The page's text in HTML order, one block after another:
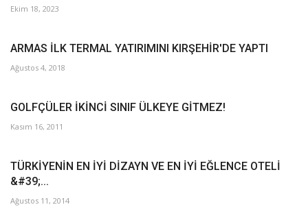
Ekim 18, 2023
ARMAS İLK TERMAL YATIRIMINI KIRŞEHİR'DE YAPTI
Ağustos 4, 2018
GOLFÇÜLER İKİNCİ SINIF ÜLKEYE GİTMEZ!
Kasım 16, 2011
TÜRKİYENİN EN İYİ DİZAYN VE EN İYİ EĞLENCE OTELİ
&#39;...
Ağustos 11, 2014